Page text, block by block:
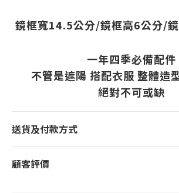
鏡框寬14.5公分/鏡框高6公分/
一年四季必備配件
不管是遮陽 搭配衣服 整體造
絕對不可或缺
送貨及付款方式
顧客評價